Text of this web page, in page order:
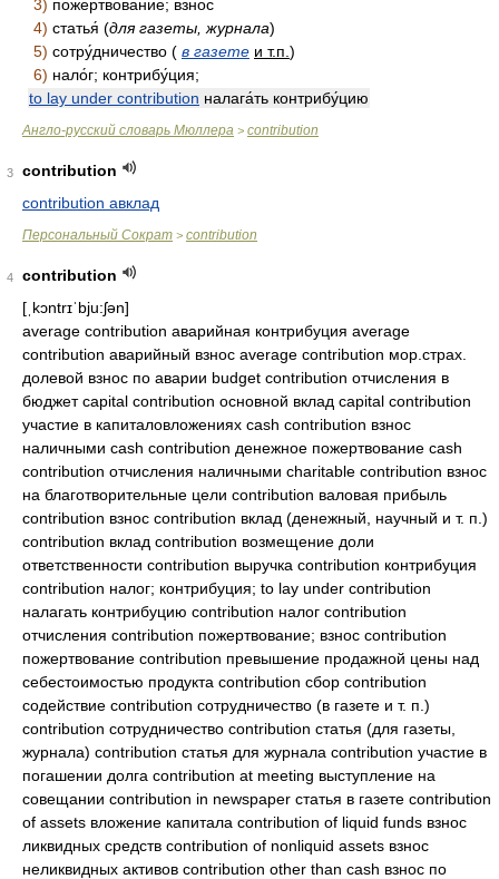
3) поже́ртвование; взнос
4) статья́ (для газеты, журнала)
5) сотру́дничество ( в газете и т.п. )
6) нало́г; контрибу́ция;
to lay under contribution налага́ть контрибу́цию
Англо-русский словарь Мюллера > contribution
3
contribution
contribution авклад
Персональный Сократ > contribution
4
contribution
[ˌkɔntrɪˈbju:ʃən]
average contribution аварийная контрибуция average
contribution аварийный взнос average contribution мор.страх.
долевой взнос по аварии budget contribution отчисления в
бюджет capital contribution основной вклад capital contribution
участие в капиталовложениях cash contribution взнос
наличными cash contribution денежное пожертвование cash
contribution отчисления наличными charitable contribution взнос
на благотворительные цели contribution валовая прибыль
contribution взнос contribution вклад (денежный, научный и т. п.)
contribution вклад contribution возмещение доли
ответственности contribution выручка contribution контрибуция
contribution налог; контрибуция; to lay under contribution
налагать контрибуцию contribution налог contribution
отчисления contribution пожертвование; взнос contribution
пожертвование contribution превышение продажной цены над
себестоимостью продукта contribution сбор contribution
содействие contribution сотрудничество (в газете и т. п.)
contribution сотрудничество contribution статья (для газеты,
журнала) contribution статья для журнала contribution участие в
погашении долга contribution at meeting выступление на
совещании contribution in newspaper статья в газете contribution
of assets вложение капитала contribution of liquid funds взнос
ликвидных средств contribution of nonliquid assets взнос
неликвидных активов contribution other than cash взнос по